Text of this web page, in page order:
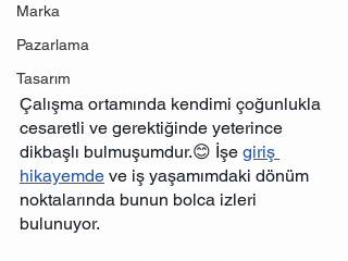
Marka
Pazarlama
Tasarım
Çalışma ortamında kendimi çoğunlukla
cesaretli ve gerektiğinde yeterince
dikbaşlı bulmuşumdur.😊 İşe giriş
hikayemde ve iş yaşamımdaki dönüm
noktalarında bunun bolca izleri
bulunuyor.